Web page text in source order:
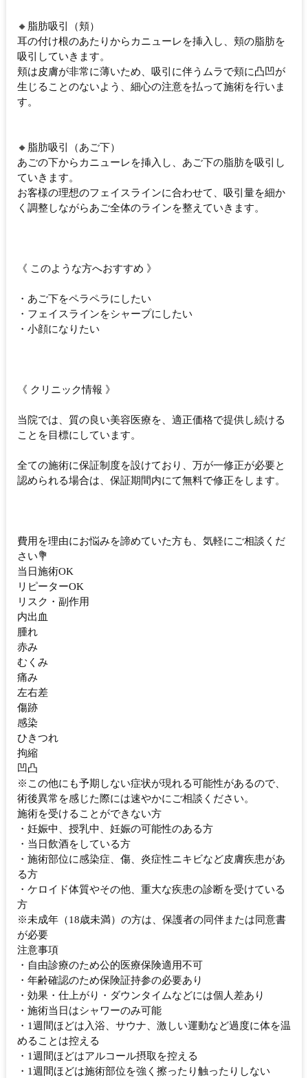
🔸脂肪吸引（頬）
耳の付け根のあたりからカニューレを挿入し、頬の脂肪を
吸引していきます。
頬は皮膚が非常に薄いため、吸引に伴うムラで頬に凸凹が
生じることのないよう、細心の注意を払って施術を行いま
す。
🔸脂肪吸引（あご下）
あごの下からカニューレを挿入し、あご下の脂肪を吸引し
ていきます。
お客様の理想のフェイスラインに合わせて、吸引量を細か
く調整しながらあご全体のラインを整えていきます。
《 このような方へおすすめ 》
・あご下をペラペラにしたい
・フェイスラインをシャープにしたい
・小顔になりたい
《 クリニック情報 》
当院では、質の良い美容医療を、適正価格で提供し続ける
ことを目標にしています。
全ての施術に保証制度を設けており、万が一修正が必要と
認められる場合は、保証期間内にて無料で修正をします。
費用を理由にお悩みを諦めていた方も、気軽にご相談くだ
さい💐
当日施術OK
リピーターOK
リスク・副作用
内出血
腫れ
赤み
むくみ
痛み
左右差
傷跡
感染
ひきつれ
拘縮
凹凸
※この他にも予期しない症状が現れる可能性があるので、
術後異常を感じた際には速やかにご相談ください。
施術を受けることができない方
・妊娠中、授乳中、妊娠の可能性のある方
・当日飲酒をしている方
・施術部位に感染症、傷、炎症性ニキビなど皮膚疾患があ
る方
・ケロイド体質やその他、重大な疾患の診断を受けている
方
※未成年（18歳未満）の方は、保護者の同伴または同意書
が必要
注意事項
・自由診療のため公的医療保険適用不可
・年齢確認のため保険証持参の必要あり
・効果・仕上がり・ダウンタイムなどには個人差あり
・施術当日はシャワーのみ可能
・1週間ほどは入浴、サウナ、激しい運動など過度に体を温
めることは控える
・1週間ほどはアルコール摂取を控える
・1週間ほどは施術部位を強く擦ったり触ったりしない